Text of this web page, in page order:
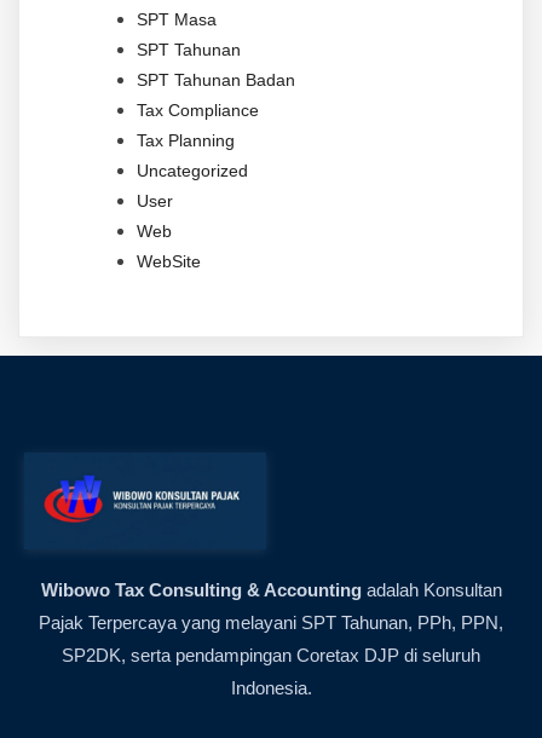
SPT Masa
SPT Tahunan
SPT Tahunan Badan
Tax Compliance
Tax Planning
Uncategorized
User
Web
WebSite
Wibowo Tax Consulting & Accountingadalah Konsultan
Pajak Terpercaya yang melayani SPT Tahunan, PPh, PPN,
SP2DK, serta pendampingan Coretax DJP di seluruh
Indonesia.